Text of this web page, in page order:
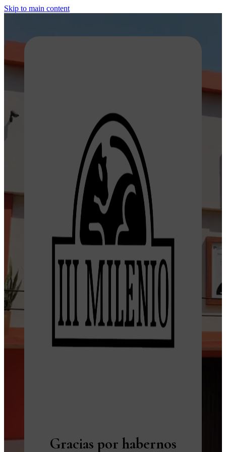
Skip to main content
Gracias por habernos